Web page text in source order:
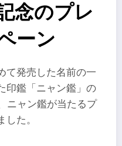
念のプレ
ーン
て発売した名前の一
印鑑「ニャン鑑」の
ニャン鑑が当たるプ
た。